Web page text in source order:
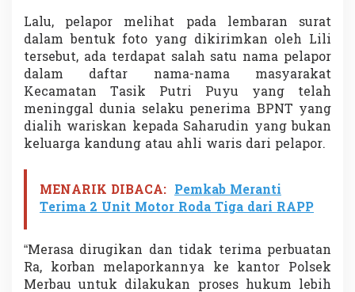
Lalu, pelapor melihat pada lembaran surat
dalam bentuk foto yang dikirimkan oleh Lili
tersebut, ada terdapat salah satu nama pelapor
dalam daftar nama-nama masyarakat
Kecamatan Tasik Putri Puyu yang telah
meninggal dunia selaku penerima BPNT yang
dialih wariskan kepada Saharudin yang bukan
keluarga kandung atau ahli waris dari pelapor.
MENARIK DIBACA: Pemkab Meranti
Terima 2 Unit Motor Roda Tiga dari RAPP
“Merasa dirugikan dan tidak terima perbuatan
Ra, korban melaporkannya ke kantor Polsek
Merbau untuk dilakukan proses hukum lebih